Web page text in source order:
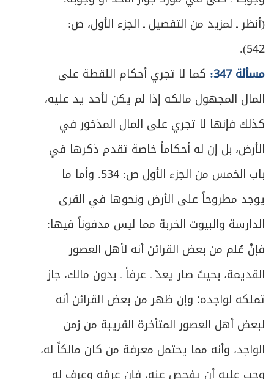
(أنظر ـ لمزيد من التفصيل ـ الجزء الأول، ص:
542).
مسألة 347:
كما لا تجري أحكام اللقطة على
المال المجهول مالكه إذا لم يكن لأحد يد عليه،
كذلك فإنها لا تجري على المال المذخور في
الأرض، بل إن له أحكاماً خاصة تقدم ذكرها في
باب الخمس من الجزء الأول ص: 534. وأما ما
يوجد مطروحاً على الأرض ونحوها في القرى
الدارسة والبيوت الخربة مما ليس مدفوناً فيها:
فإنْ عُلم من بعض القرائن أنه لأهل العصور
القديمة، بحيث صار يعدّ ـ عرفاً ـ بدون مالك، جاز
تملكه لواجده؛ وإن ظهر من بعض القرائن أنه
لبعض أهل العصور المتأخرة القريبة من زمن
الواجد، وأنه مما يحتمل معرفة من كان مالكاً له،
وجب عليه أن يفحص عنه، فإن عرفه وعرف له
ص
615 المبحث الثالث: في أحكام العدة
ص 627
634 المبحث الخامس: في أحكام عامة/ الطلاق
ص
637 الفصل الثاني في الخلع والمباراة
ص
639 المبحث الأول: في الخلع
645 المبحث الثاني: في المباراة
ص
656 الباب الثالث: في الميراث
659
الفصل الأول: في موجبات الإرث وأقسام الوارث
وشروطه
ص
661 المبحث الأول: في موجبات الإرث وطبقات الوارث
ص
664
المبحث الثاني: في مرتكزات تقدير الحصص
وأقسام الوارث من هذه الجهة